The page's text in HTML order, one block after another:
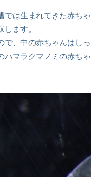
では生まれてきた赤ち
します。
で、中の赤ちゃんはしっ
ハマラクマノミの赤ち